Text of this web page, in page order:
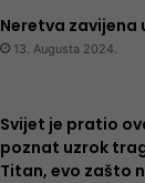
Neretva zavijena
13. Augusta 2024.
Svijet je pratio
poznat uzrok
Titan, evo zašto